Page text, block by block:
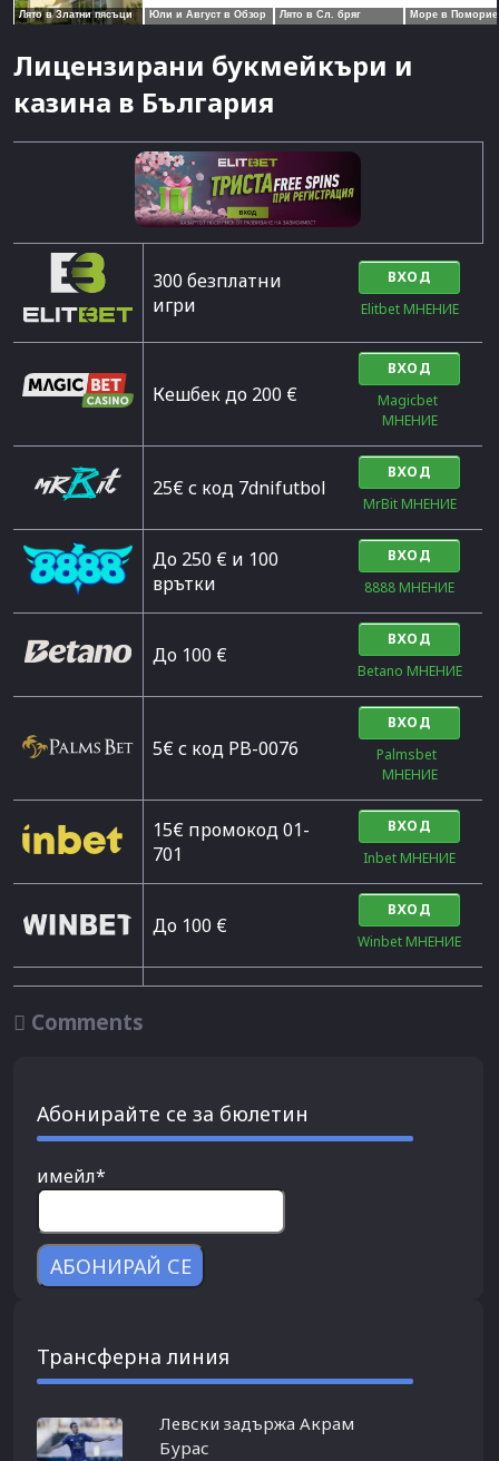
Лицензирани букмейкъри и
казина в България
300 безплатни
игри
ВХОД
Elitbet МНЕНИЕ
Кешбек до 200 €
ВХОД
Magicbet
МНЕНИЕ
25€ с код 7dnifutbol
ВХОД
MrBit МНЕНИЕ
До 250 € и 100
врътки
ВХОД
8888 МНЕНИЕ
Дo 100 €
ВХОД
Betano МНЕНИЕ
5€ с код PB-0076
ВХОД
Palmsbet
МНЕНИЕ
15€ промокод 01-
701
ВХОД
Inbet МНЕНИЕ
До 100 €
ВХОД
Winbet МНЕНИЕ
 Comments
Абонирайте се за бюлетин
имейл*
Трансферна линия
Левски задържа Акрам
Бурас